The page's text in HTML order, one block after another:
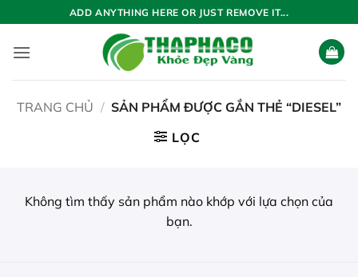
qua
nội
ADD ANYTHING HERE OR JUST REMOVE IT...
TRANG CHỦ / SẢN PHẨM ĐƯỢC GẮN THẺ “DIESEL”
LỌC
Không tìm thấy sản phẩm nào khớp với lựa chọn của
bạn.